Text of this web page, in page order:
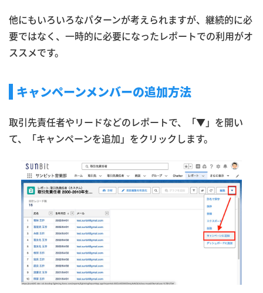
他にもいろいろなパターンが考えられますが、継続的に必
要ではなく、一時的に必要になったレポートでの利用がオ
ススメです。
キャンペーンメンバーの追加方法
取引先責任者やリードなどのレポートで、「▼」を開い
て、「キャンペーンを追加」をクリックします。